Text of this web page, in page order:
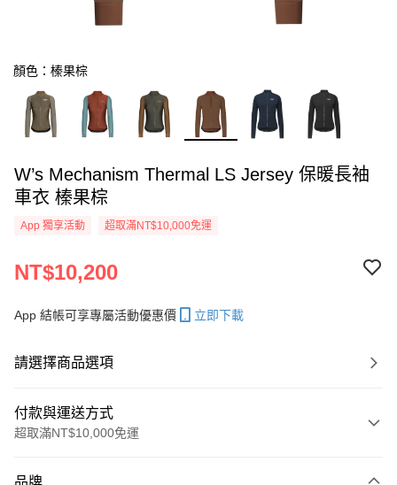
顏色：榛果棕
W’s Mechanism Thermal LS Jersey 保暖長袖
車衣 榛果棕
App 獨享活動 超取滿NT$10,000免運
NT$10,200
App 結帳可享專屬活動優惠價 立即下載
請選擇商品選項
付款與運送方式
超取滿NT$10,000免運
品牌